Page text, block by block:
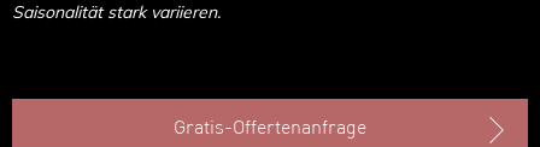
Saisonalität stark variieren.
Gratis-Offertenanfrage